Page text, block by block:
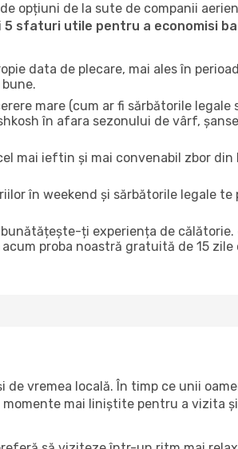
opțiuni de la sute de companii
5 sfaturi utile pentru a economisi
data de plecare, mai ales în
mare (cum ar fi sărbătorile legale
în afara sezonului de vârf,
mai ieftin și mai convenabil zbor din
în weekend și sărbătorile legale te
ți experiența de călătorie.
proba noastră gratuită de 15 zile
vremea locală. În timp ce unii
mai liniștite pentru a vizita